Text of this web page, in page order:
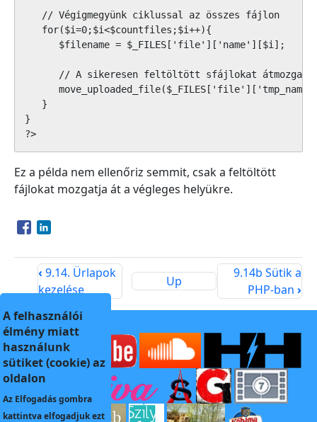
   // Végigmegyünk ciklussal az összes fájlon
   for($i=0;$i<$countfiles;$i++){
      $filename = $_FILES['file']['name'][$i];
// A sikeresen feltöltött sfájlokat
   }
}
?>
Ez a példa nem ellenőriz semmit, csak a feltöltött
fájlokat mozgatja át a végleges helyükre.
Opens in a new window
Opens in a new window
‹ 9.14. Ürlapok
kezelése
Up
9.14b Sütik a
PHP-ban›
A felhasználói
élmény miatt
használunk
sütiket (cookie) az
oldalon
Az Elfogadásgombra
kattintva elfogadjuk ezt